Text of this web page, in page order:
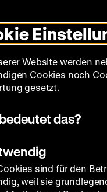
Modus
Website werden
Cookies noch
gesetzt.
das?
sind für den
weil sie